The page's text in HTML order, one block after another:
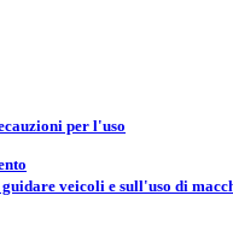
per l'uso
veicoli e sull'uso di